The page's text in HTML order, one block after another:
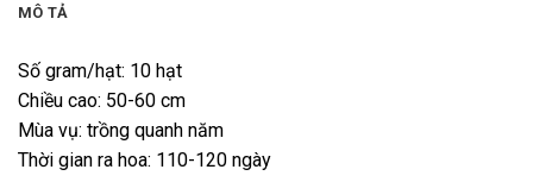
MÔ TẢ
Số gram/hạt: 10 hạt
Chiều cao: 50-60 cm
Mùa vụ: trồng quanh năm
Thời gian ra hoa: 110-120 ngày